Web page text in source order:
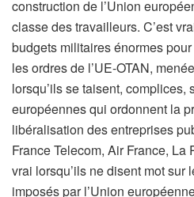
construction de l’Union
classe des travailleurs. C’est
budgets militaires énormes
les ordres de l’UE-OTAN,
lorsqu’ils se taisent, complices,
européennes qui ordonnent la
libéralisation des entreprises
France Telecom, Air France, La
vrai lorsqu’ils ne disent mot sur
imposés par l’Union